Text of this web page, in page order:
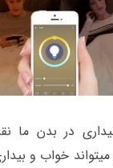
در بدن ما
خواب و